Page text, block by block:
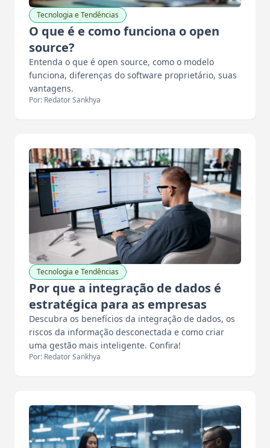
Tecnologia e Tendências
O que é e como funciona o open
source?
Entenda o que é open source, como o modelo
funciona, diferenças do software proprietário, suas
vantagens.
Por: Redator Sankhya
Tecnologia e Tendências
Por que a integração de dados é
estratégica para as empresas
Descubra os benefícios da integração de dados, os
riscos da informação desconectada e como criar
uma gestão mais inteligente. Confira!
Por: Redator Sankhya